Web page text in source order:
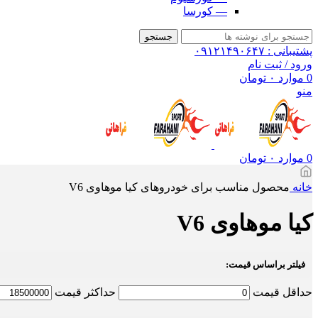
— کورسا
جستجو
پشتیبانی : ۰۹۱۲۱۴۹۰۶۴۷
ورود / ثبت نام
0 موارد ۰ تومان
منو
0 موارد ۰ تومان
خانه محصول مناسب برای خودروهای کیا موهاوی V6
کیا موهاوی V6
فیلتر براساس قیمت:
حداقل قیمت حداكثر قيمت